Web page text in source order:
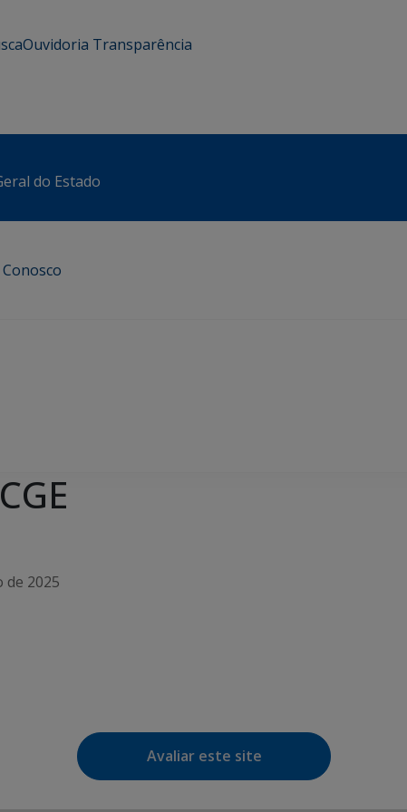
Ouvidoria Transparência
do Estado
Conosco
de 2025
Avaliar este site